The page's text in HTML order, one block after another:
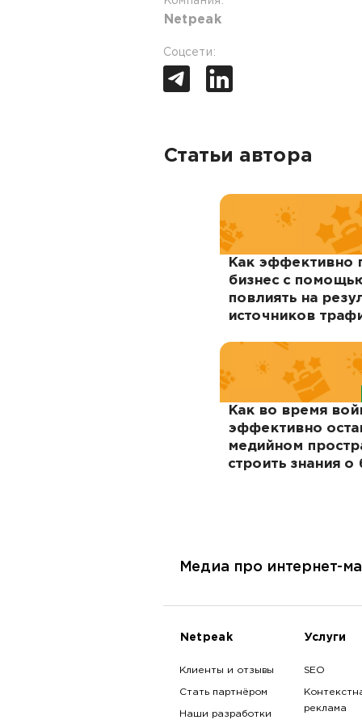
Netpeak
Соцсети:
Статьи автора
Как эффективно
бизнес с
повлиять на
источников
Как во время
эффективно
медийном
строить знания о
Медиа про интернет-
Netpeak
Клиенты и отзывы
Стать партнёром
Наши разработки
Услуги
SEO
реклама